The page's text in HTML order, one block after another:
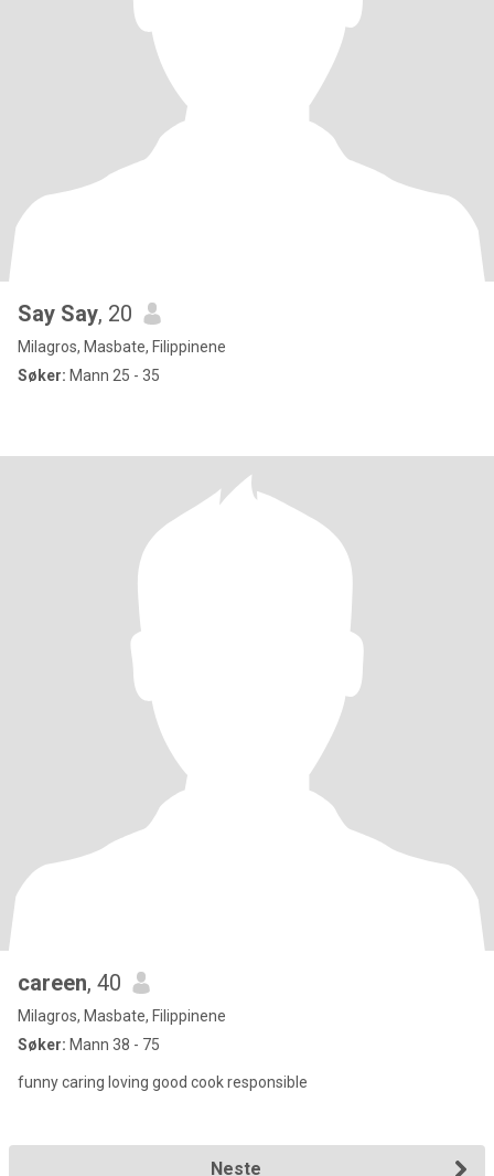
Say Say, 20
Milagros, Masbate, Filippinene
Søker: Mann 25 - 35
careen, 40
Milagros, Masbate, Filippinene
Søker: Mann 38 - 75
funny caring loving good cook responsible
Neste